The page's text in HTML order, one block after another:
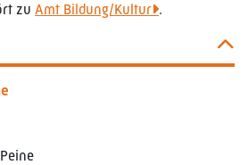
zu Amt Bildung/Kultur .